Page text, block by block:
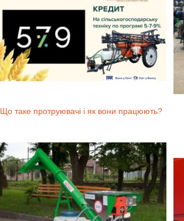
Що таке протруювачі і як вони працюють?